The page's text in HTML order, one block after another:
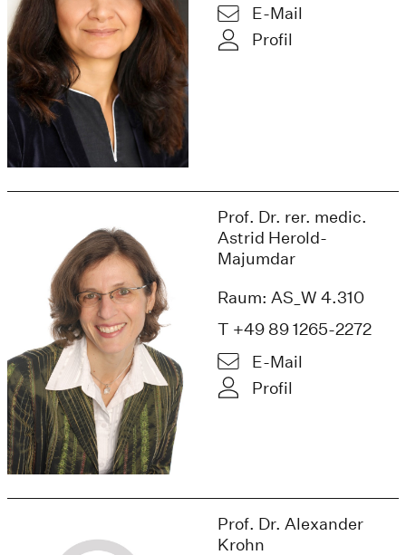
E-Mail
Profil
Prof. Dr. rer. medic.
Astrid Herold-
Majumdar
Raum: AS_W 4.310
T +49 89 1265-2272
E-Mail
Profil
Prof. Dr. Alexander
Krohn